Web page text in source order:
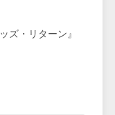
・リターン』